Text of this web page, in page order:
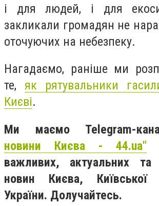
і для людей, і для
закликали громадян не
оточуючих на небезпеку.
Нагадаємо, раніше ми
те, як рятувальники
Києві.
Ми маємо Telegram-
новини Києва - 44.ua"
важливих, актуальних та
новин Києва, Київської
України. Долучайтесь.